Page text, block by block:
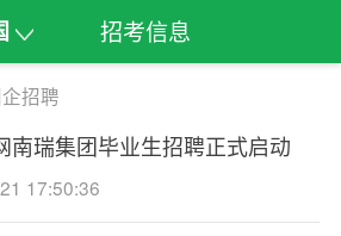
招考信息
招聘
南瑞集团毕业生招聘正式启动
17:50:36